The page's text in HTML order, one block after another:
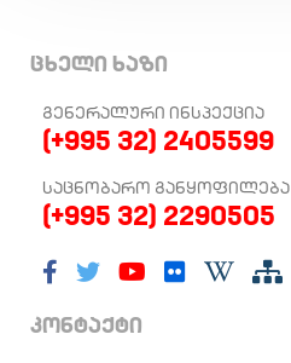
ცხელი ხაზი
ᲒᲔᲜᲔᲠᲐᲚᲣᲠᲘ ᲘᲜᲡᲞᲔᲥᲪᲘᲐ
(+995 32) 2405599
ᲡᲐᲪᲜᲝᲑᲐᲠᲝ ᲒᲐᲜᲧᲝᲤᲘᲚᲔᲑᲐ
(+995 32) 2290505
კონტაქტი